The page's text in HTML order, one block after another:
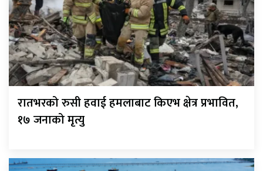
रातभरको रुसी हवाई हमलाबाट किएभ क्षेत्र प्रभावित,
१७ जनाको मृत्यु